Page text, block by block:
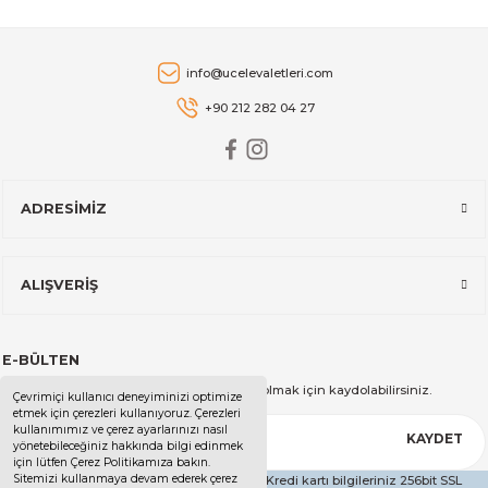
Çevrimiçi kullanıcı deneyiminizi optimize
etmek için çerezleri kullanıyoruz. Çerezleri
kullanımımız ve çerez ayarlarınızı nasıl
yönetebileceğiniz hakkında bilgi edinmek
için lütfen Çerez Politikamıza bakın.
Sitemizi kullanmaya devam ederek çerez
Stanley The AeroLight™ Transit Mug | 0.47L | Cranberry
Stanley The All-Day Madeleine Midi Soğutucu Çantası I 14 LT I
info@ucelevaletleri.com
+90 212 282 04 27
ADRESİMİZ
ALIŞVERİŞ
E-BÜLTEN
Kampanya ve duyurularımızdan haberdar olmak için kaydolabilirsiniz.
KAYDET
Copyright 2025 - Tüm Hakları Saklıdır. - Kredi kartı bilgileriniz 256bit SSL